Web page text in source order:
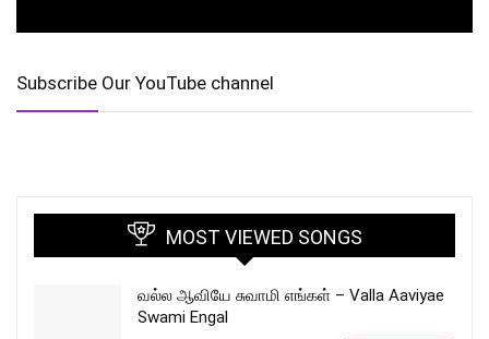
Subscribe Our YouTube channel
MOST VIEWED SONGS
வல்ல ஆவியே சுவாமி எங்கள் – Valla Aaviyae
Swami Engal